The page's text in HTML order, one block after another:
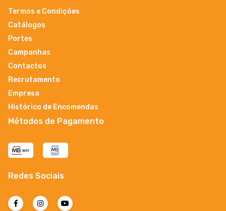
Termos e Condições
Catálogos
Portes
Campanhas
Contactos
Recrutamento
Empresa
Histórico de Encomendas
Métodos de Pagamento
Redes Sociais